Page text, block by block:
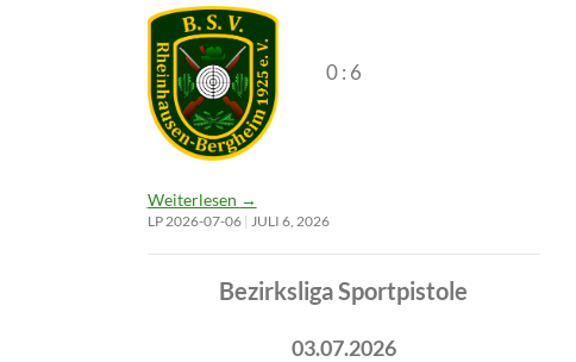
0 : 6
Weiterlesen →
LP 2026-07-06 JULI 6, 2026
Bezirksliga Sportpistole
03.07.2026